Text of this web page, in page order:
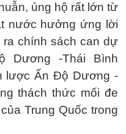
ủng hộ rất lớn từ
nước hưởng ứng lời
ra chính sách can dự
Dương -Thái Bình
lược Ấn Độ Dương -
thách thức mối đe
Trung Quốc trong